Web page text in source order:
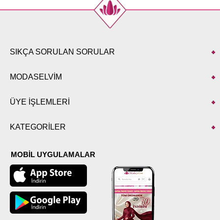
SIKÇA SORULAN SORULAR
MODASELVİM
ÜYE İŞLEMLERİ
KATEGORİLER
MOBİL UYGULAMALAR